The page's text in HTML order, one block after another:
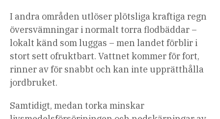
I andra områden utlöser plötsliga kraftiga regn
översvämningar i normalt torra flodbäddar –
lokalt känd som luggas – men landet förblir i
stort sett ofruktbart. Vattnet kommer för fort,
rinner av för snabbt och kan inte upprätthålla
jordbruket.
Samtidigt, medan torka minskar